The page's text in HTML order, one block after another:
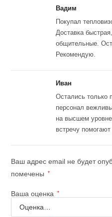
Вадим
Покупал
Доставка
общительные.
Рекомендую.
Иван
Остались только
персонал
на высшем
встречу
Ваш адрес email не будет
помечены
*
Ваша оценка *